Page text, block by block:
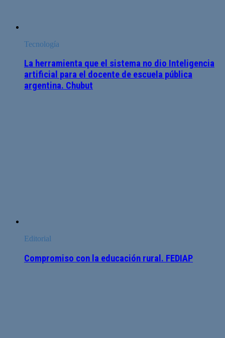
Tecnología
La herramienta que el sistema no dio Inteligencia
artificial para el docente de escuela pública
argentina. Chubut
Editorial
Compromiso con la educación rural. FEDIAP